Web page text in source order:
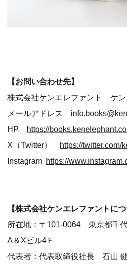
【お問い合わせ先】
株式会社ケンエレファント ケン
メールアドレス
HP https://
X（Twitter） https://twitter.com/
Instagram https://
【株式会社ケンエレファントにつ
所在地：〒101-0064 東京都千
A＆Xビル4Ｆ
代表者：代表取締役社長 石山